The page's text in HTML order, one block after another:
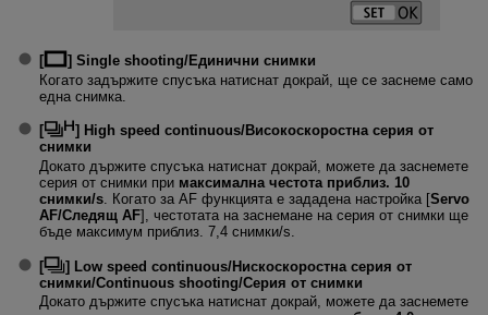
[ ] Single shooting/Единични снимки
Когато задържите спусъка натиснат докрай, ще се заснеме само
една снимка.
[ ] High speed continuous/Високоскоростна серия от
снимки
Докато държите спусъка натиснат докрай, можете да заснемете
серия от снимки при максимална честота приблиз. 10
снимки/s. Когато за AF функцията е зададена настройка [Servo
AF/Следящ AF], честотата на заснемане на серия от снимки ще
бъде максимум приблиз. 7,4 снимки/s.
[ ] Low speed continuous/Нискоскоростна серия от
снимки/Continuous shooting/Серия от снимки
Докато държите спусъка натиснат докрай, можете да заснемете